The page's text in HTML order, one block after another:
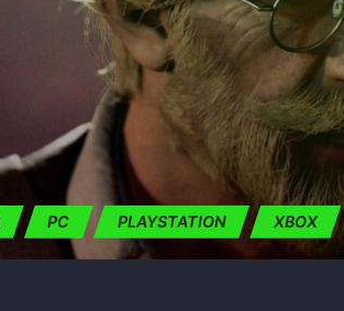
PC PLAYSTATION XBOX